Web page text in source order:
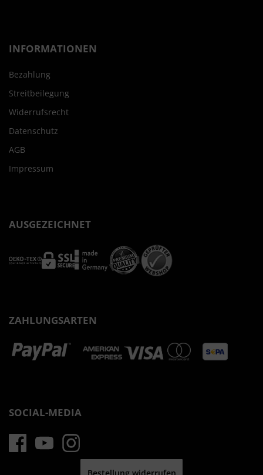
INFORMATIONEN
Bezahlung
Streitbeilegung
Widerrufsrecht
Datenschutz
AGB
Impressum
AUSGEZEICHNET
ZAHLUNGSARTEN
SOCIAL-MEDIA
Bestellung widerrufen